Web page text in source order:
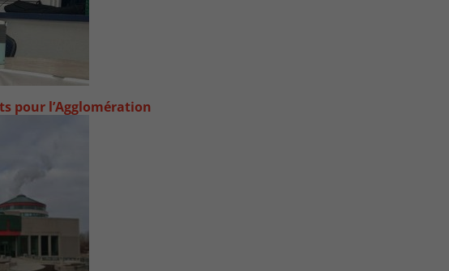
pour l’Agglomération